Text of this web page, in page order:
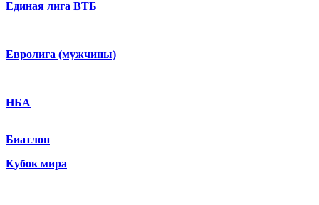
Единая лига ВТБ
Евролига (мужчины)
НБА
Биатлон
Кубок мира